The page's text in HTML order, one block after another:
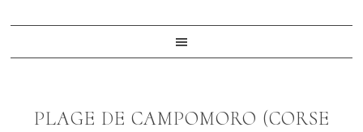
PLAGE DE CAMPOMORO (CORSE